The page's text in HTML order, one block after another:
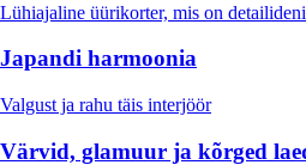
Lühiajaline üürikorter, mis on
Japandi harmoonia
Valgust ja rahu täis interjöör
Värvid, glamuur ja kõrged